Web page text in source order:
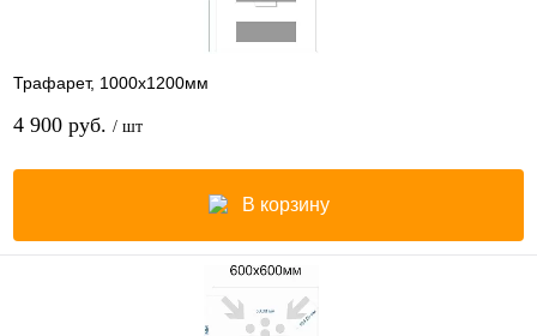
Трафарет, 1000х1200мм
4 900 руб. / шт
В корзину